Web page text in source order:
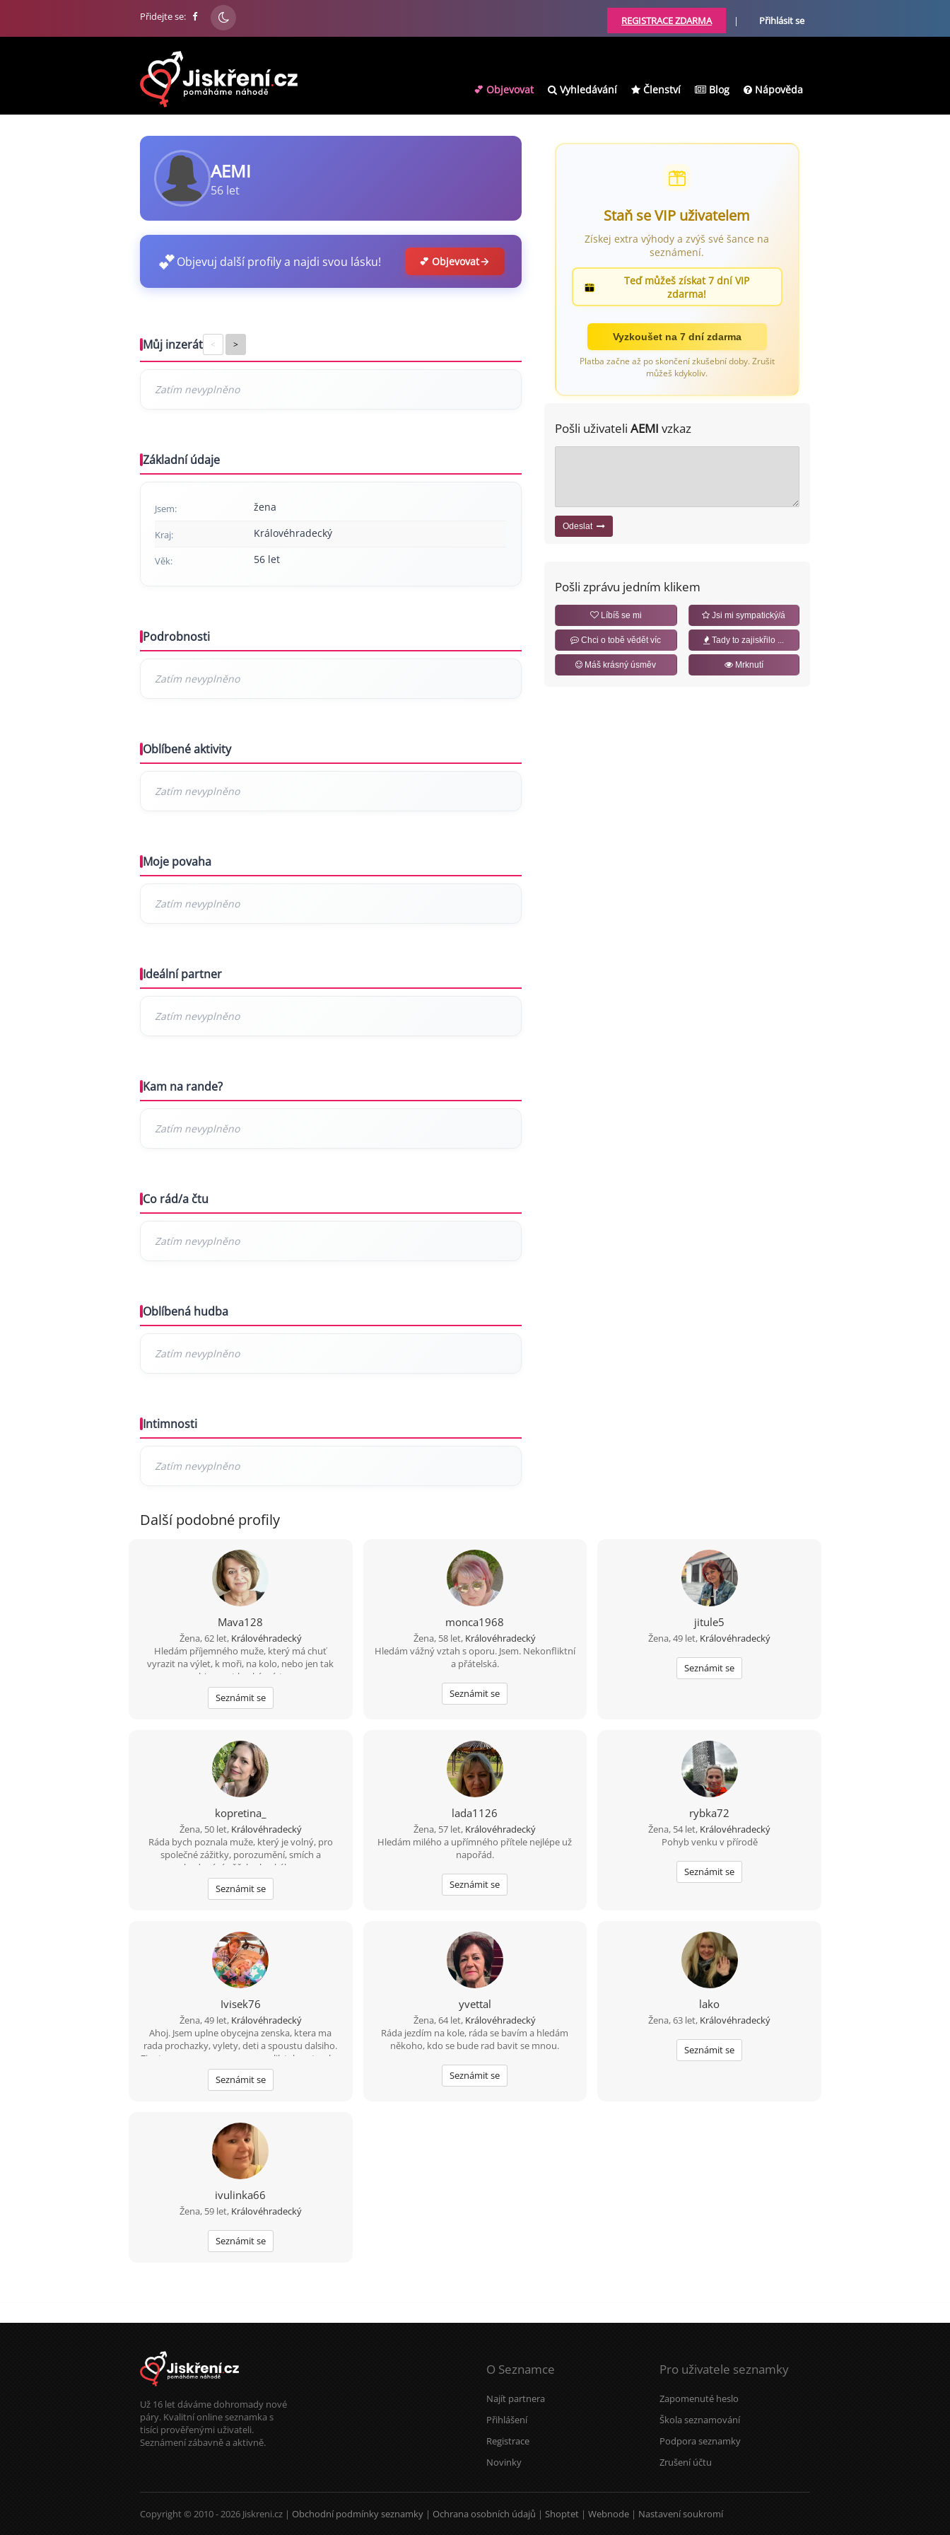
Přidejte se: REGISTRACE ZDARMA | Přihlásit se
💕 Objevovat Vyhledávání Členství Blog Nápověda
AEMI
56 let
💕Objevuj další profily a najdi svou lásku! 💕 Objevovat
Můj inzerát < >
Základní údaje
Jsem: žena
Kraj: Královéhradecký
Věk: 56 let
Podrobnosti
Oblíbené aktivity
Moje povaha
Ideální partner
Kam na rande?
Co rád/a čtu
Oblíbená hudba
Intimnosti
Staň se VIP uživatelem
Získej extra výhody a zvýš své šance na
seznámení.
Teď můžeš získat 7 dní VIP
zdarma!
Vyzkoušet na 7 dní zdarma
Platba začne až po skončení zkušební doby. Zrušit
můžeš kdykoliv.
Pošli uživateli AEMI vzkaz
Odeslat
Pošli zprávu jedním klikem
Líbíš se mi Jsi mi sympatický/á
Chci o tobě vědět víc Tady to zajiskřilo ...
Máš krásný úsměv Mrknutí
Další podobné profily
Mava128
Žena, 62 let, Královéhradecký
Hledám příjemného muže, který má chuť
vyrazit na výlet, k moři, na kolo, nebo jen tak
objevovat hezká místa
Seznámit se
monca1968
Žena, 58 let, Královéhradecký
Hledám vážný vztah s oporu. Jsem. Nekonfliktní
a přátelská.
Seznámit se
jitule5
Žena, 49 let, Královéhradecký
Seznámit se
kopretina_
Žena, 50 let, Královéhradecký
Ráda bych poznala muže, který je volný, pro
společné zážitky, porozumění, smích a
budování něčeho hezkého.
Seznámit se
lada1126
Žena, 57 let, Královéhradecký
Hledám milého a upřímného přítele nejlépe už
napořád.
Seznámit se
rybka72
Žena, 54 let, Královéhradecký
Pohyb venku v přírodě
Seznámit se
Ivisek76
Žena, 49 let, Královéhradecký
Ahoj. Jsem uplne obycejna zenska, ktera ma
rada prochazky, vylety, deti a spoustu dalsiho.
Zivot se se mnou zrovna nemazlil, tak uz trochu
pochybuju, jestli je nekde muz, ktery by chtel
stravit se mnou treba i zbytek zivota. Taky ti
smutno? Tak se ozvy. Deti nejsou prekazkou,
naopak
Seznámit se
yvettal
Žena, 64 let, Královéhradecký
Ráda jezdím na kole, ráda se bavím a hledám
někoho, kdo se bude rad bavit se mnou.
Seznámit se
lako
Žena, 63 let, Královéhradecký
Seznámit se
ivulinka66
Žena, 59 let, Královéhradecký
Seznámit se
Už 16 let dáváme dohromady nové
páry. Kvalitní online seznamka s
tisíci prověřenými uživateli.
Seznámení zábavně a aktivně.
O Seznamce
Najít partnera
Přihlášení
Registrace
Novinky
Pro uživatele seznamky
Zapomenuté heslo
Škola seznamování
Podpora seznamky
Zrušení účtu
Copyright © 2010 - 2026 Jiskreni.cz | Obchodní podmínky seznamky | Ochrana osobních údajů | Shoptet | Webnode | Nastavení soukromí